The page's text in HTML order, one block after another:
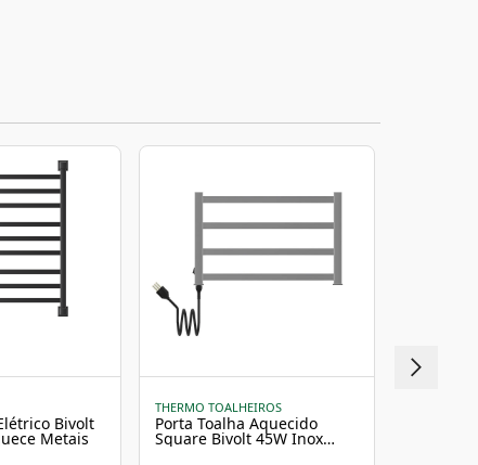
Bivolt
Metais
THERMO TOALHEIROS
Porta Toalha Aquecido
Square Bivolt 45W Inox
Thermo